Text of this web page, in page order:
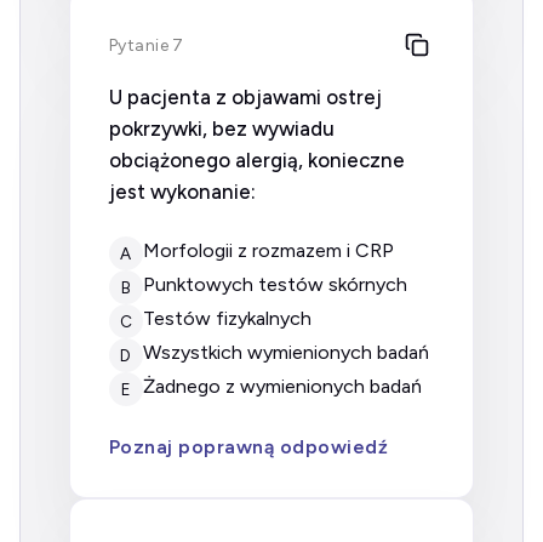
Pytanie 7
U pacjenta z objawami ostrej
pokrzywki, bez wywiadu
obciążonego alergią, konieczne
jest wykonanie:
A morfologii z rozmazem i CRP
B punktowych testów skórnych
C testów fizykalnych
D wszystkich wymienionych badań
E żadnego z wymienionych badań
Poznaj poprawną odpowiedź